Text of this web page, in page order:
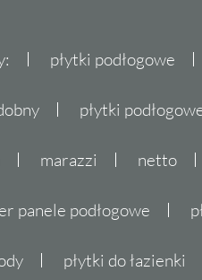
płytki podłogowe
płytki
marazzi netto
panele podłogowe
płytki do łazienki